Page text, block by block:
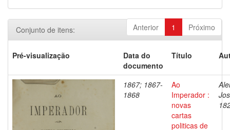
Anterior 1 Próximo
Conjunto de itens:
Pré-visualização
Data do
documento
Título
1867; 1867-
1868
Ao
Imperador :
novas
cartas
politicas de